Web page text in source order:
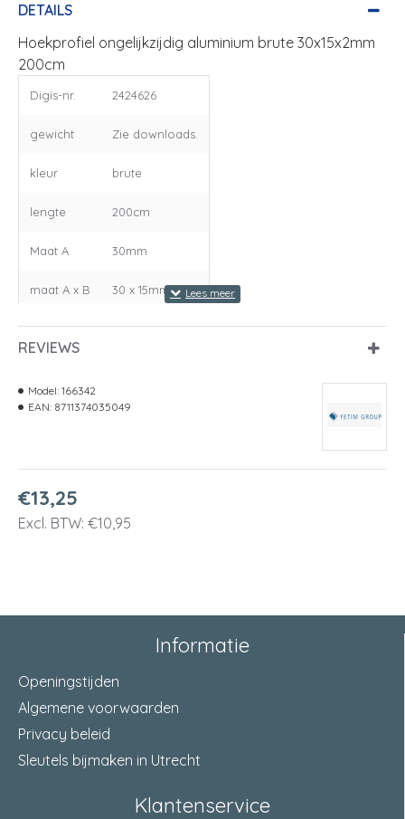
DETAILS
Hoekprofiel ongelijkzijdig aluminium brute 30x15x2mm
200cm
Digis-nr. 2424626
gewicht Zie downloads.
kleur brute
lengte 200cm
Maat A 30mm
maat A x B 30 x 15mm
Maat B 15mm
materiaal aluminium
REVIEWS
€13,25
Excl. BTW: €10,95
Model: 166342
EAN: 8711374035049
Informatie
Openingstijden
Algemene voorwaarden
Privacy beleid
Sleutels bijmaken in Utrecht
Klantenservice